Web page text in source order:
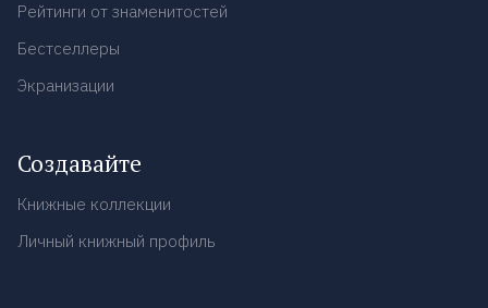
Рейтинги от знаменитостей
Бестселлеры
Экранизации
Создавайте
Книжные коллекции
Личный книжный профиль